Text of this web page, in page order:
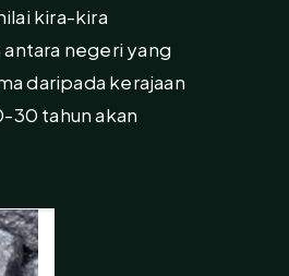
kira-kira
antara negeri yang
daripada kerajaan
30 tahun akan